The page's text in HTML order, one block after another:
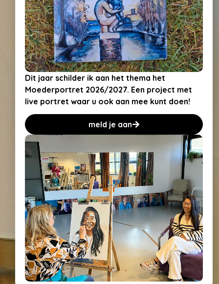
Dit jaar schilder ik aan het thema het
Moederportret 2026/2027. Een project met
live portret waar u ook aan mee kunt doen!
meld je aan